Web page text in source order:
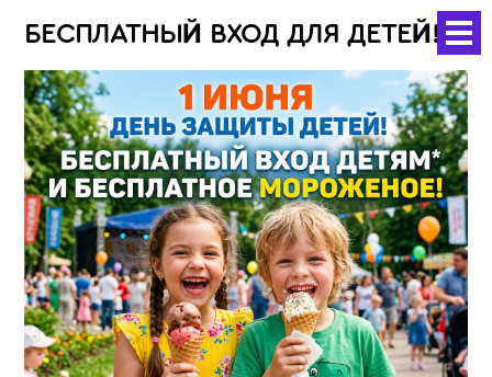
БЕСПЛАТНЫЙ ВХОД ДЛЯ ДЕТЕЙ!